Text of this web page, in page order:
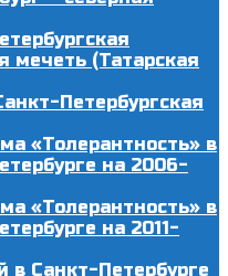
мечеть (Татарская
Петербургская
«Толерантность» в
на 2006-
«Толерантность» в
на 2011-
в Санкт-Петербурге